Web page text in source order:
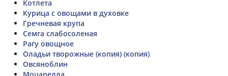
Котлета
Курица с овощами в духовке
Гречневая крупа
Семга слабосоленая
Рагу овощное
Оладьи творожные (копия) (копия)
Овсяноблин